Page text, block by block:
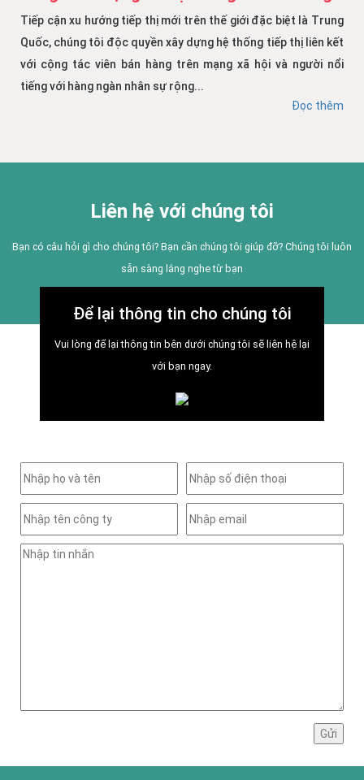
Tiếp cận xu hướng tiếp thị mới trên thế giới đặc biệt là Trung
Quốc, chúng tôi độc quyền xây dựng hệ thống tiếp thị liên kết
với cộng tác viên bán hàng trên mạng xã hội và người nổi
tiếng với hàng ngàn nhân sự rộng...
Đọc thêm
Liên hệ với chúng tôi
Bạn có câu hỏi gì cho chúng tôi? Bạn cần chúng tôi giúp đỡ? Chúng tôi luôn
sẵn sàng lắng nghe từ bạn
Để lại thông tin cho chúng tôi
Vui lòng để lại thông tin bên dưới chúng tôi sẽ liên hệ lại
với bạn ngay.